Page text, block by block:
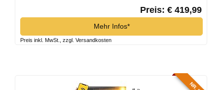
Preis: € 419,99
Mehr Infos*
Preis inkl. MwSt., zzgl. Versandkosten
NR. 8